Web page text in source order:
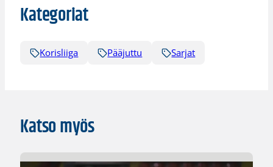
Kategoriat
Korisliiga Pääjuttu Sarjat
Katso myös